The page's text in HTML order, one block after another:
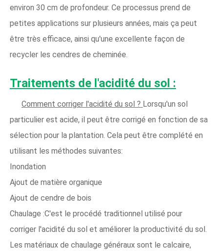
environ 30 cm de profondeur. Ce processus prend de
petites applications sur plusieurs années, mais ça peut
être très efficace, ainsi qu'une excellente façon de
recycler les cendres de cheminée.
Traitements de l'acidité du sol :
Comment corriger l'acidité du sol ? Lorsqu'un sol
particulier est acide, il peut être corrigé en fonction de sa
sélection pour la plantation. Cela peut être complété en
utilisant les méthodes suivantes:
Inondation
Ajout de matière organique
Ajout de cendre de bois
Chaulage :C'est le procédé traditionnel utilisé pour
corriger l'acidité du sol et améliorer la productivité du sol.
Les matériaux de chaulage généraux sont le calcaire,